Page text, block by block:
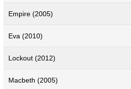
Empire (2005)
Eva (2010)
Lockout (2012)
Macbeth (2005)